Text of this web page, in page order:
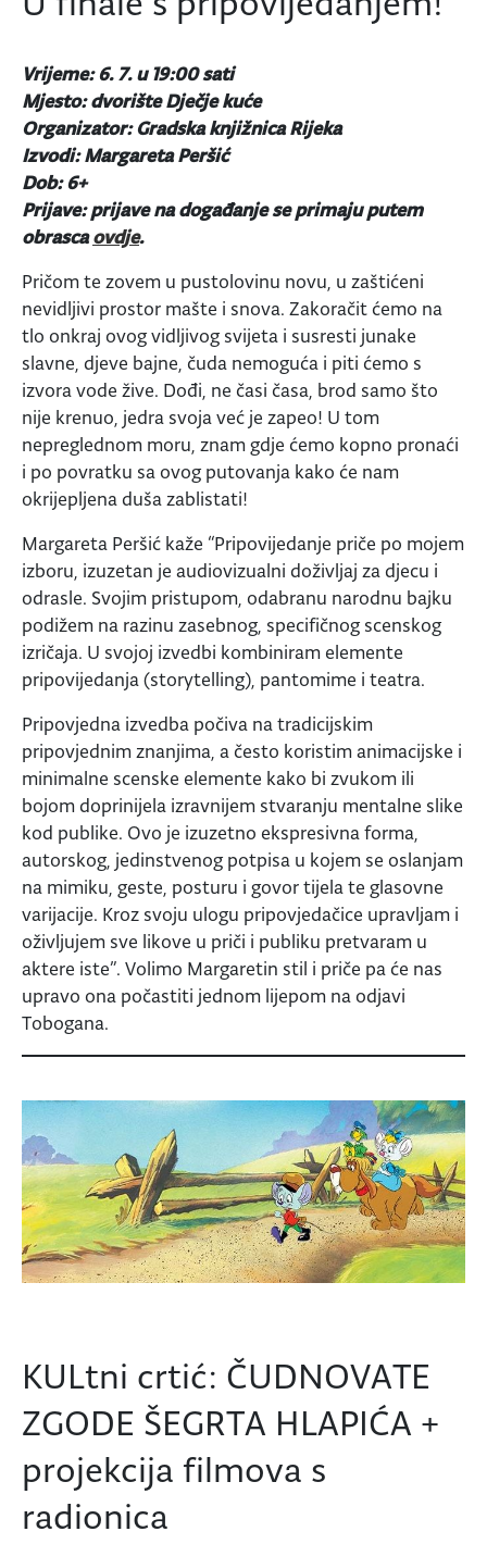
Vrijeme: 6. 7. u 19:00 sati
Mjesto: dvorište Dječje kuće
Organizator: Gradska knjižnica Rijeka
Izvodi: Margareta Peršić
Dob: 6+
Prijave: prijave na događanje se primaju putem
obrascaovdje.
Pričom te zovem u pustolovinu novu, u zaštićeni
nevidljivi prostor mašte i snova. Zakoračit ćemo na
tlo onkraj ovog vidljivog svijeta i susresti junake
slavne, djeve bajne, čuda nemoguća i piti ćemo s
izvora vode žive. Dođi, ne časi časa, brod samo što
nije krenuo, jedra svoja već je zapeo! U tom
nepreglednom moru, znam gdje ćemo kopno pronaći
i po povratku sa ovog putovanja kako će nam
okrijepljena duša zablistati!
Margareta Peršić kaže “Pripovijedanje priče po mojem
izboru, izuzetan je audiovizualni doživljaj za djecu i
odrasle. Svojim pristupom, odabranu narodnu bajku
podižem na razinu zasebnog, specifičnog scenskog
izričaja. U svojoj izvedbi kombiniram elemente
pripovijedanja (storytelling), pantomime i teatra.
Pripovjedna izvedba počiva na tradicijskim
pripovjednim znanjima, a često koristim animacijske i
minimalne scenske elemente kako bi zvukom ili
bojom doprinijela izravnijem stvaranju mentalne slike
kod publike. Ovo je izuzetno ekspresivna forma,
autorskog, jedinstvenog potpisa u kojem se oslanjam
na mimiku, geste, posturu i govor tijela te glasovne
varijacije. Kroz svoju ulogu pripovjedačice upravljam i
oživljujem sve likove u priči i publiku pretvaram u
aktere iste”. Volimo Margaretin stil i priče pa će nas
upravo ona počastiti jednom lijepom na odjavi
Tobogana.
KULtni crtić: ČUDNOVATE
ZGODE ŠEGRTA HLAPIĆA +
projekcija filmova s
radionica